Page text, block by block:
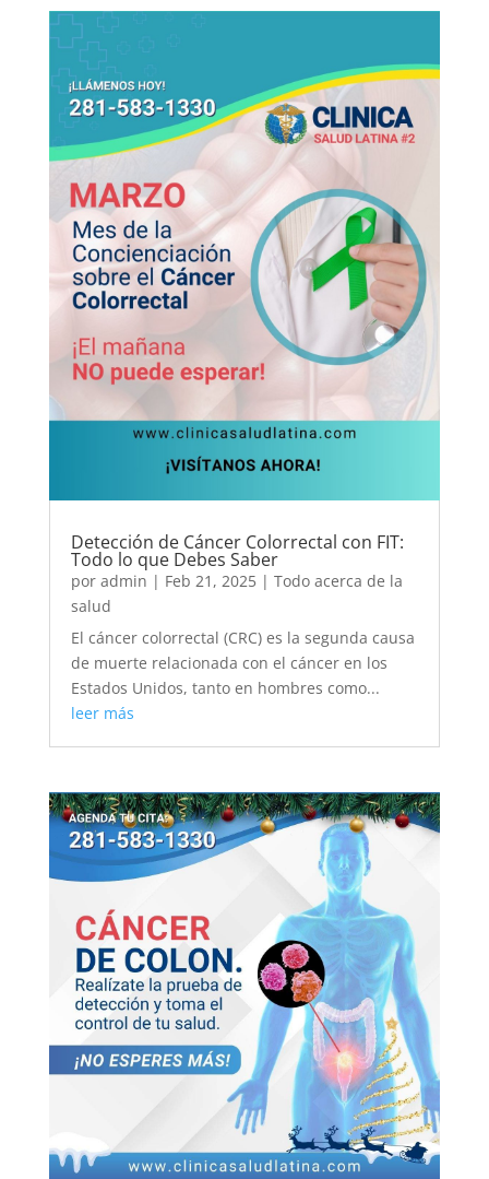
Detección de Cáncer Colorrectal con FIT:
Todo lo que Debes Saber
por admin | Feb 21, 2025| Todo acerca de la
salud
El cáncer colorrectal (CRC) es la segunda causa
de muerte relacionada con el cáncer en los
Estados Unidos, tanto en hombres como...
leer más